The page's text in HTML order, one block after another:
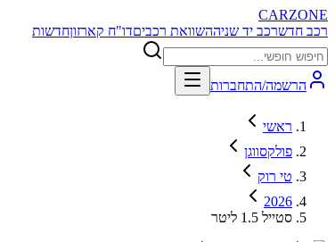
CARZONE
רכב חדשרכב יד שניההשוואת רכביםדו"ח קארזוןחדשות
הרשמה/התחברות
ראשי
פולקסווגן
טי רוק
2026
סטייל 1.5 ליטר